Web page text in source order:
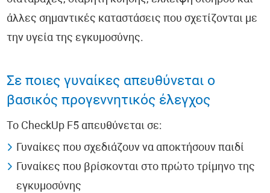
άλλες σημαντικές καταστάσεις που σχετίζονται με
την υγεία της εγκυμοσύνης.
Σε ποιες γυναίκες απευθύνεται ο
βασικός προγεννητικός έλεγχος
Το CheckUp F5 απευθύνεται σε:
Γυναίκες που σχεδιάζουν να αποκτήσουν παιδί
Γυναίκες που βρίσκονται στο πρώτο τρίμηνο της
εγκυμοσύνης